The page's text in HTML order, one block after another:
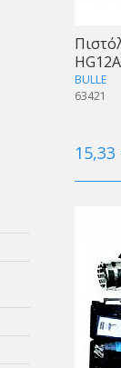
BULLE
63421
15,33